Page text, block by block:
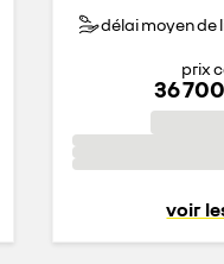
délai moyen de
prix
36
voir